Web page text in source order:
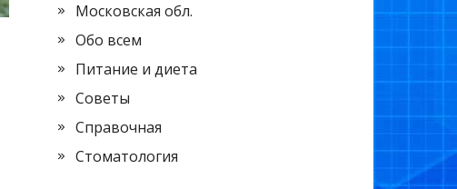
Московская обл.
Обо всем
Питание и диета
Советы
Справочная
Стоматология